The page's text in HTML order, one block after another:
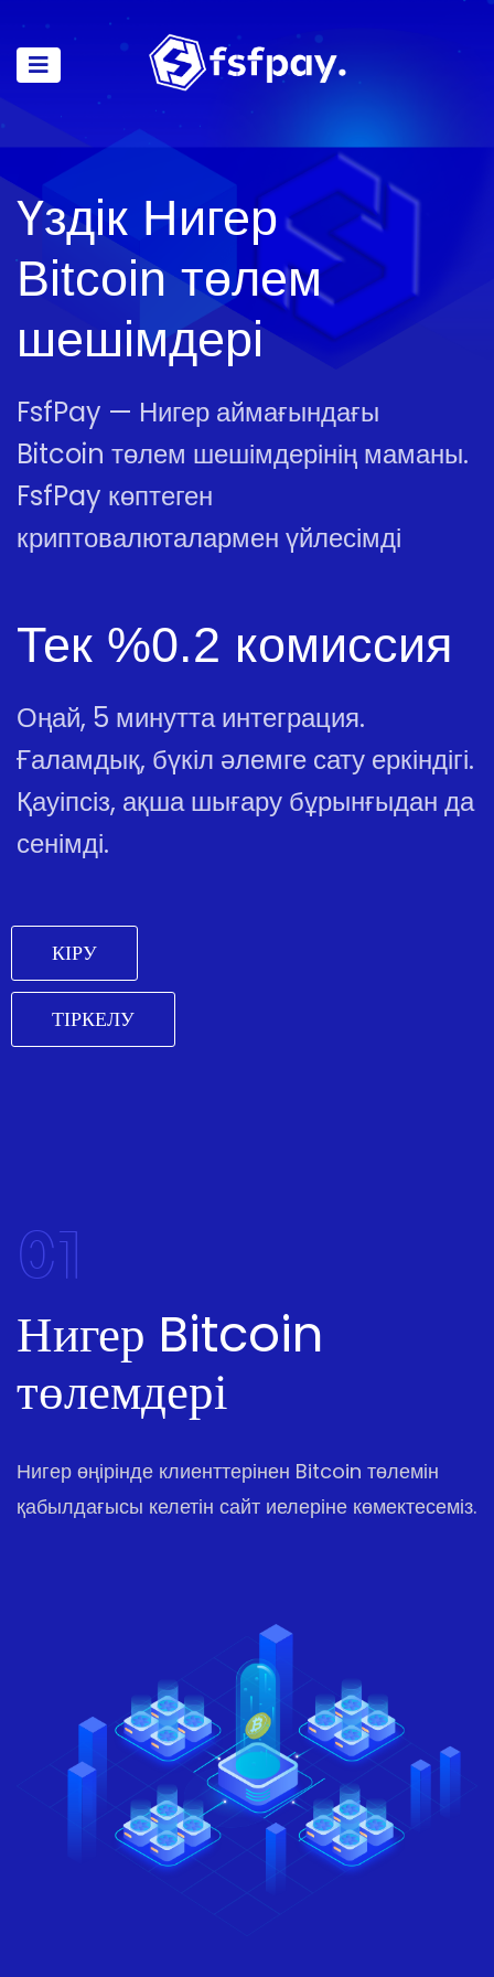
Үздік Нигер
Bitcoin төлем
шешімдері
FsfPay — Нигер аймағындағы
Bitcoin төлем шешімдерінің маманы.
FsfPay көптеген
криптовалюталармен үйлесімді
Тек %0.2 комиссия
Оңай, 5 минутта интеграция.
Ғаламдық, бүкіл әлемге сату еркіндігі.
Қауіпсіз, ақша шығару бұрынғыдан да
сенімді.
КІРУ
ТІРКЕЛУ
01
Нигер Bitcoin
төлемдері
Нигер өңірінде клиенттерінен Bitcoin төлемін
қабылдағысы келетін сайт иелеріне көмектесеміз.